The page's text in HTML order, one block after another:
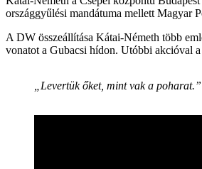
országgyűlési mandátuma mellett Magyar
A DW összeállítása Kátai-Németh több
vonatot a Gubacsi hídon. Utóbbi akcióval
„Levertük őket, mint vak a poharat.”